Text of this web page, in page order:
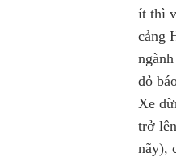
ít thì
cảng
đỏ
Xe
trở
nãy),